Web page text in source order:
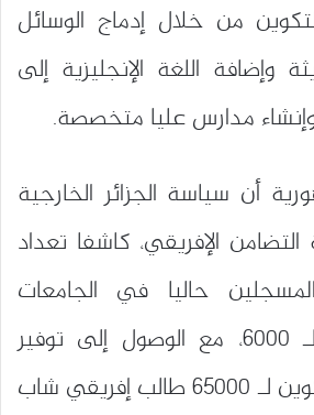
من خلال إدماج الوسائل
وإضافة اللغة الإنجليزية إلى
وإنشاء مدارس عليا متخصصة.
أن سياسة الجزائر الخارجية
الإفريقي، كاشفا تعداد
المسجلين حاليا في الجامعات
الجزائرية يقارب الـ 6000، مع الوصول إلى توفير
فرص التعليم والتكوين لـ 65000 طالب إفريقي شاب